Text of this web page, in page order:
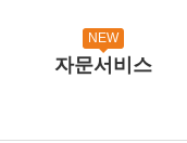
NEW
자문서비스